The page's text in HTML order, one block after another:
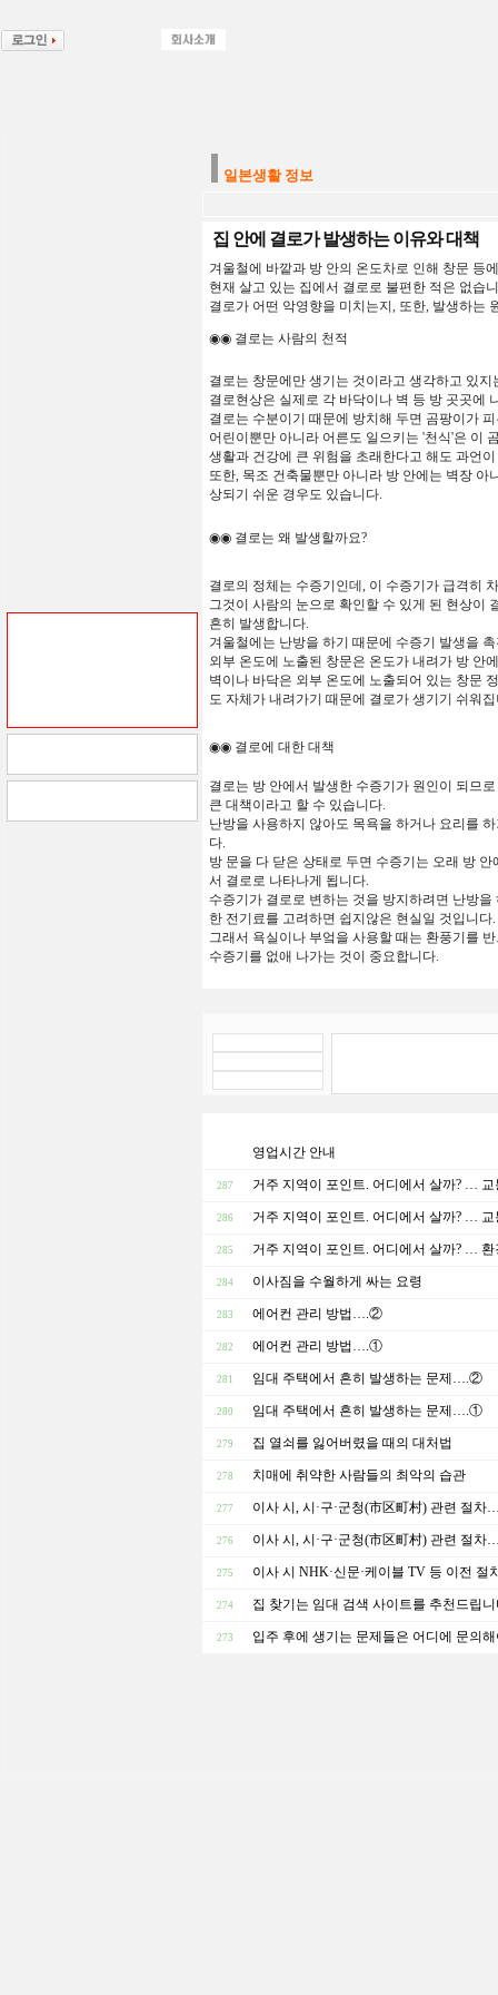
일본생활 정보
집 안에 결로가 발생하는 이유와 대책
겨울철에 바깥과 방 안의 온도차로 인해 창문 등에
현재 살고 있는 집에서 결로로 불편한 적은 없습
결로가 어떤 악영향을 미치는지 , 또한, 발생하는
◉◉ 결로는 사람의 천적
결로는 창문에만 생기는 것이라고 생각하고 있지
결로현상은 실제로 각 바닥이나 벽 등 방 곳곳에
결로는 수분이기 때문에 방치해 두면 곰팡이가
어린이뿐만 아니라 어른도 일으키는 '천식'은 이
생활과 건강에 큰 위험을 초래한다고 해도 과언이
또한, 목조 건축물뿐만 아니라 방 안에는 벽장 아
상되기 쉬운 경우도 있습니다.
◉◉ 결로는 왜 발생할까요?
결로의 정체는 수증기인데 , 이 수증기가 급격히
그것이 사람의 눈으로 확인할 수 있게 된 현상이
흔히 발생합니다.
겨울철에는 난방을 하기 때문에 수증기 발생을
외부 온도에 노출된 창문은 온도가 내려가 방 안
벽이나 바닥은 외부 온도에 노출되어 있는 창문
도 자체가 내려가기 때문에 결로가 생기기 쉬워
◉◉ 결로에 대한 대책
결로는 방 안에서 발생한 수증기가 원인이
되므로
큰 대책이라고 할 수 있습니다.
난방을 사용하지 않아도 목욕을 하거나 요리를
다.
방 문을 다 닫은 상태로 두면 수증기는 오래 방 안
서 결로로 나타나게 됩 니다.
수증기가 결로로 변하는 것을 방지하려면 난방을
한 전기료를 고려하면 쉽지않은 현실일 것입니다.
그래서 욕실이나 부엌을 사용할 때는 환풍기를
수증기를 없애 나가는 것이 중요합니다.
영업시간 안내
287 거주 지역이 포인트. 어디에서 살까? …
286 거주 지역이 포인트. 어디에서 살까? …
285 거주 지역이 포인트. 어디에서 살까? … 환
284 이사짐을 수월하게 싸는 요령
283 에어컨 관리 방법….②
282 에어컨 관리 방법….①
281 임대 주택에서 흔히 발생하는 문제….②
280 임대 주택에서 흔히 발생하는 문제….①
279 집 열쇠를 잃어버렸을 때의 대처법
278 치매에 취약한 사람들의 최악의 습관
277 이사 시, 시·구·군청(市区町村) 관련 절
276 이사 시, 시·구·군청(市区町村) 관련 절
275 이사 시 NHK·신문·케이블 TV 등 이전 절
274 집 찾기는 임대 검색 사이트를 추천드립
273 입주 후에 생기는 문제들은 어디에 문의